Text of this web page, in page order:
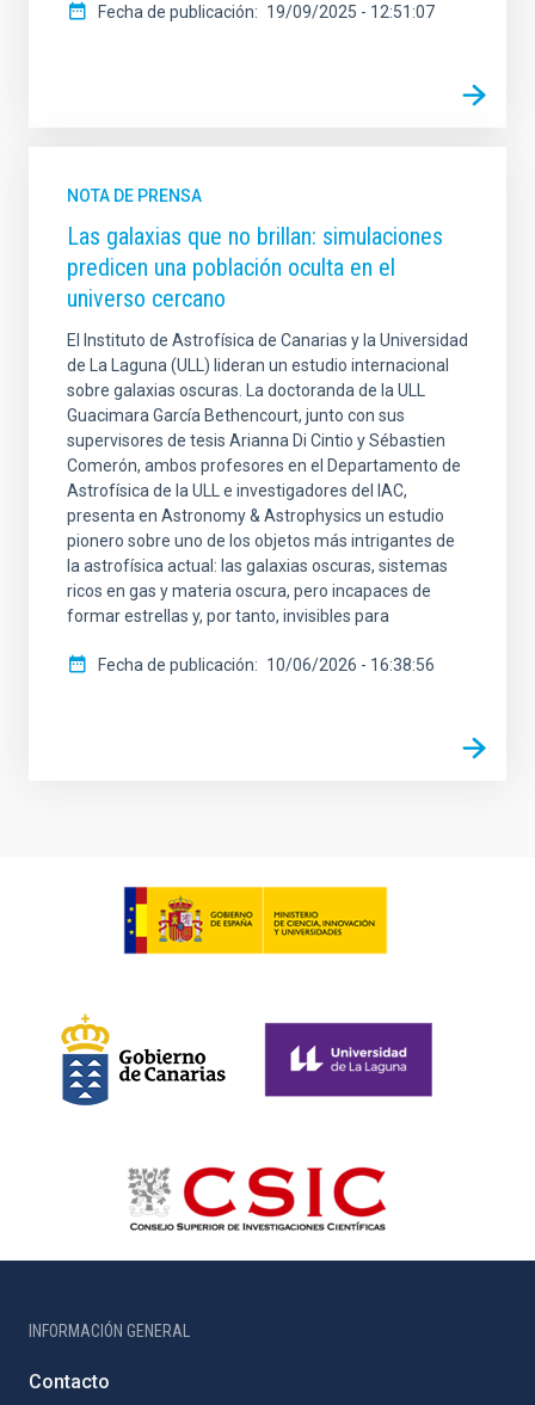
Fecha de publicación 19/09/2025 - 12:51:07
NOTA DE PRENSA
Las galaxias que no brillan: simulaciones
predicen una población oculta en el
universo cercano
El Instituto de Astrofísica de Canarias y la Universidad
de La Laguna (ULL) lideran un estudio internacional
sobre galaxias oscuras. La doctoranda de la ULL
Guacimara García Bethencourt, junto con sus
supervisores de tesis Arianna Di Cintio y Sébastien
Comerón, ambos profesores en el Departamento de
Astrofísica de la ULL e investigadores del IAC,
presenta en Astronomy & Astrophysics un estudio
pionero sobre uno de los objetos más intrigantes de
la astrofísica actual: las galaxias oscuras, sistemas
ricos en gas y materia oscura, pero incapaces de
formar estrellas y, por tanto, invisibles para
Fecha de publicación 10/06/2026 - 16:38:56
INFORMACIÓN GENERAL
Contacto